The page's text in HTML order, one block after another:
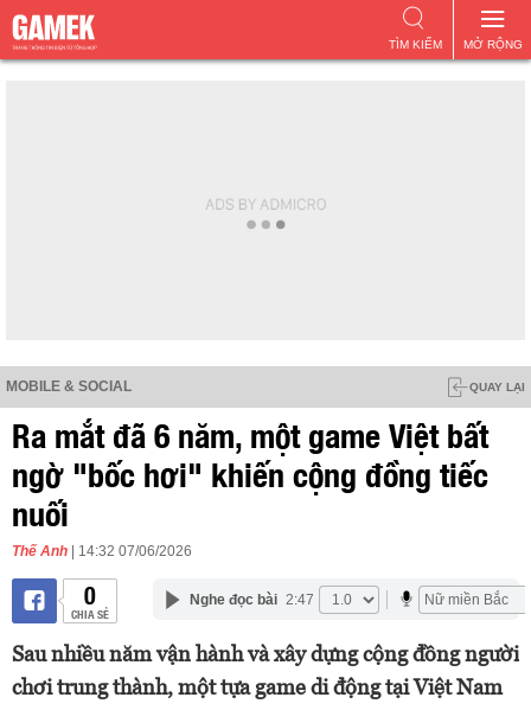
MỞ RỘNG
TÌM KIẾM
MOBILE & SOCIAL QUAY LẠI
Ra mắt đã 6 năm, một game Việt bất
ngờ "bốc hơi" khiến cộng đồng tiếc
nuối
Thế Anh | 14:32 07/06/2026
0
CHIA SẺ
Nghe đọc bài 2:47
Sau nhiều năm vận hành và xây dựng cộng đồng người
chơi trung thành, một tựa game di động tại Việt Nam